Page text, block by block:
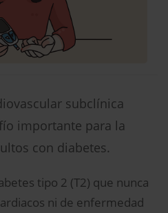
subclínica
importante para la
con diabetes.
tipo 2 (T2) que nunca
ni de enfermedad